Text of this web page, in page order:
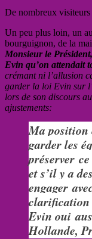
De nombreux
Un peu plus loin, un
bourguignon, de la
Monsieur le
Evin qu’on attendait
crémant ni l’allusion
garder la loi Evin sur
lors de son discours
ajustements:
Ma position
garder les
préserver
et s’il y a
engager
clarification
Evin oui
Hollande,